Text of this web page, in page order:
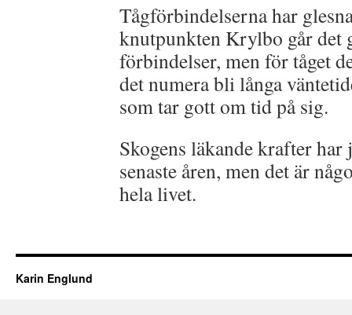
Tågförbindelserna har
knutpunkten Krylbo går det
förbindelser, men för tåget
det numera bli långa
som tar gott om tid på sig.
Skogens läkande krafter
senaste åren, men det är
hela livet.
Karin Englund